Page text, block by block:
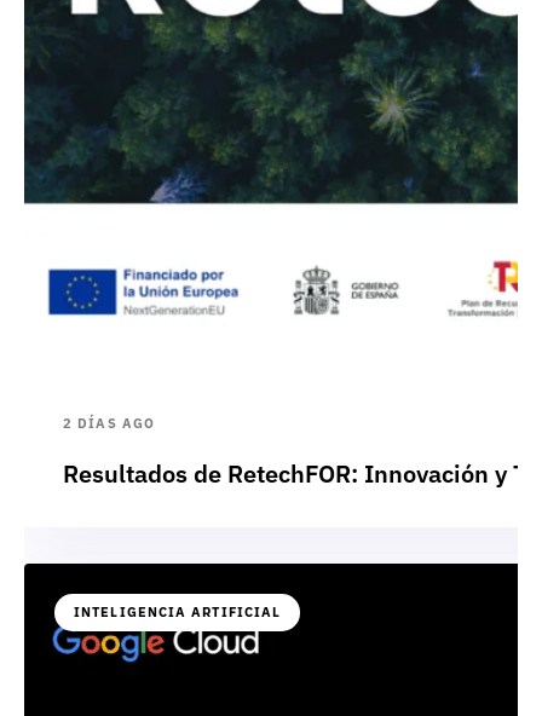
2 DÍAS AGO
Resultados de RetechFOR: Innovación y
INTELIGENCIA ARTIFICIAL